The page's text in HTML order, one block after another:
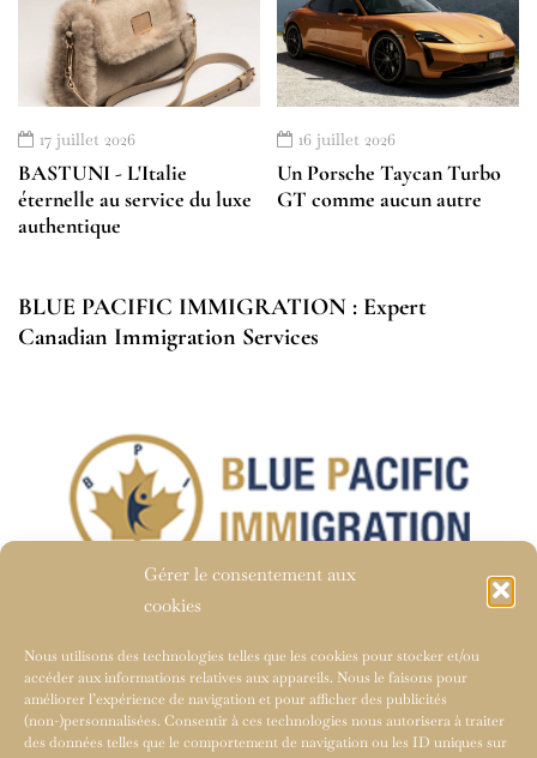
Gérer le consentement aux
cookies
Nous utilisons des technologies telles que les cookies pour stocker et/ou
accéder aux informations relatives aux appareils. Nous le faisons pour
améliorer l’expérience de navigation et pour afficher des publicités
(non-)personnalisées. Consentir à ces technologies nous autorisera à traiter
des données telles que le comportement de navigation ou les ID uniques sur
17 juillet 2026
BASTUNI - L'Italie
éternelle au service du luxe
authentique
16 juillet 2026
Un Porsche Taycan Turbo
GT comme aucun autre
BLUE PACIFIC IMMIGRATION : Expert
Canadian Immigration Services
À LA UNE